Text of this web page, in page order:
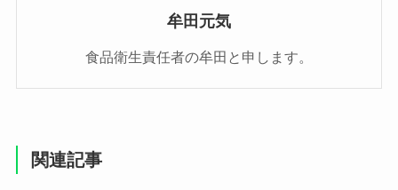
牟田元気
食品衛生責任者の牟田と申します。
関連記事